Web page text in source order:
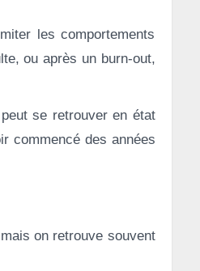
les comportements
ou après un burn-out,
se retrouver en état
commencé des années
on retrouve souvent